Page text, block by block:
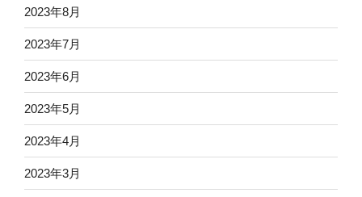
2023年8月
2023年7月
2023年6月
2023年5月
2023年4月
2023年3月